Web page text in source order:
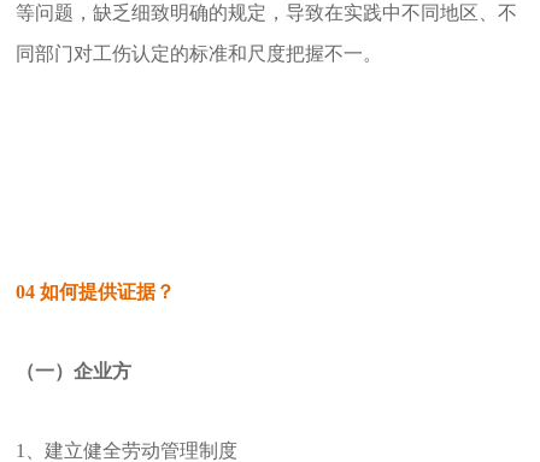
等问题，缺乏细致明确的规定，导致在实践中不同地区、不
同部门对工伤认定的标准和尺度把握不一。
04如何提供证据？
（一）企业方
1、建立健全劳动管理制度